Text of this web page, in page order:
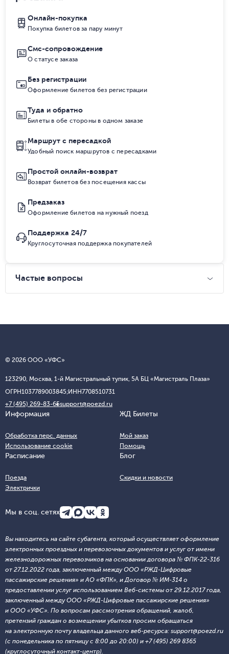
Онлайн-покупка
Покупка билетов за пару минут
Смс-сопровождение
О статусе заказа
Без регистрации
Оформление билетов без регистрации
Туда и обратно
Билеты в обе стороны в одном заказе
Маршрут с пересадкой
Удобный поиск маршрутов с пересадками
Простой онлайн-возврат
Возврат билетов без посещения кассы
Предзаказ
Оформление билетов на нужный поезд
Поддержка 24/7
Круглосуточная поддержка покупателей
Частые вопросы
© 2026 ООО «УФС»
123290, Москва, 1-й Магистральный тупик, 5А БЦ «Магистраль Плаза»
ОГРН1037789003845;ИНН7708510731
+7 (495) 269-83-65support@poezd.ru
Информация
Обработка перс. данных
Использование cookie
ЖД Билеты
Мой заказ
Помощь
Расписание
Поезда
Электрички
Блог
Скидки и новости
Мы в соц. сетях
Вы находитесь на сайте субагента, который осуществляет оформление
электронных проездных и перевозочных документов и услуг от имени
железнодорожных перевозчиков на основании договора № ФПК-22-316
от 27.12.2022 года, заключенный между ООО «РЖД-Цифровые
пассажирские решения» и АО «ФПК», и Договор № ИМ-314 о
предоставлении услуг использованием Веб-системы от 29.12.2017 года,
заключенный между ООО «РЖД-Цифровые пассажирские решения»
и ООО «УФС». По вопросам рассмотрения обращений, жалоб,
претензий граждан о возмещении убытков просим обращаться
на электронную почту владельца данного веб-ресурса: support@poezd.ru
(с понедельника по пятницу с 8:00 до 20:00) и +7 (495) 269 8365
(круглосуточный контакт-центр).